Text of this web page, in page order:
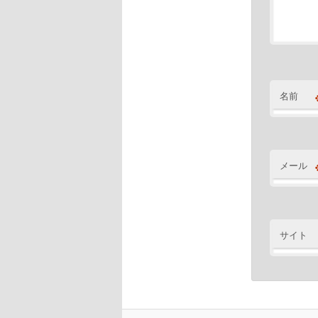
名前
メール
サイト